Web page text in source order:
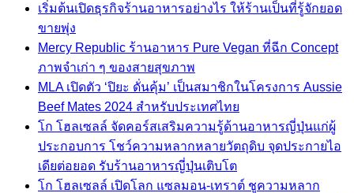
เริ่มต้นเปิดธุรกิจร้านอาหารอย่างไร ให้ร้านเป็นที่รู้จักยอด
ขายพุ่ง
Mercy Republic ร้านอาหาร Pure Vegan ที่ฉีก Concept
ภาพจำเก่า ๆ ของสายสุขภาพ
MLA เปิดตัว ‘ปิยะ ดั่นคุ้ม’ เป็นสมาชิกในโครงการ Aussie
Beef Mates 2024 สำหรับประเทศไทย
โก โฮลเซลล์ จัดคอร์สเสริมความรู้ด้านอาหารญี่ปุ่นแก่ผู้
ประกอบการ โชว์ความหลากหลายวัตถุดิบ จุดประกายไอ
เดียต่อยอด รับร้านอาหารญี่ปุ่นเติบโต
โก โฮลเซลล์ เปิดโลก แซลมอน-เทราต์ ชูความหลาก